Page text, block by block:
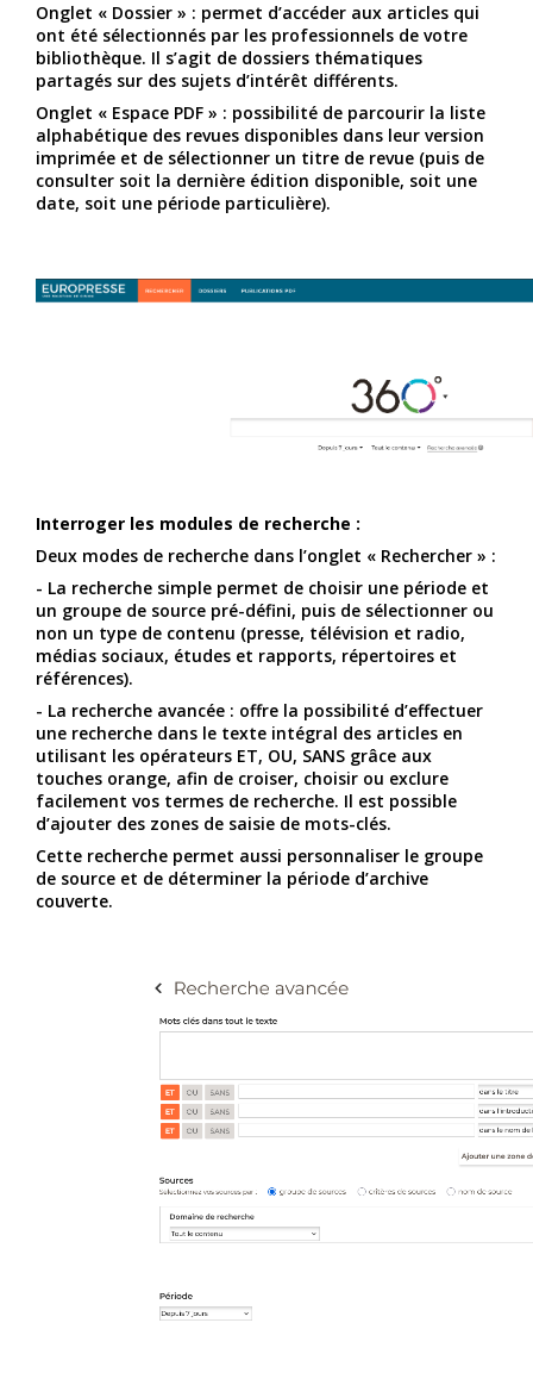
Onglet « Dossier » : permet d’accéder aux articles qui
ont été sélectionnés par les professionnels de votre
bibliothèque. Il s’agit de dossiers thématiques
partagés sur des sujets d’intérêt différents.
Onglet « Espace PDF » : possibilité de parcourir la liste
alphabétique des revues disponibles dans leur version
imprimée et de sélectionner un titre de revue (puis de
consulter soit la dernière édition disponible, soit une
date, soit une période particulière).
Interroger les modules de recherche :
Deux modes de recherche dans l’onglet « Rechercher » :
- La recherche simple permet de choisir une période et
un groupe de source pré-défini, puis de sélectionner ou
non un type de contenu (presse, télévision et radio,
médias sociaux, études et rapports, répertoires et
références).
- La recherche avancée : offre la possibilité d’effectuer
une recherche dans le texte intégral des articles en
utilisant les opérateurs ET, OU, SANS grâce aux
touches orange, afin de croiser, choisir ou exclure
facilement vos termes de recherche. Il est possible
d’ajouter des zones de saisie de mots-clés.
Cette recherche permet aussi personnaliser le groupe
de source et de déterminer la période d’archive
couverte.